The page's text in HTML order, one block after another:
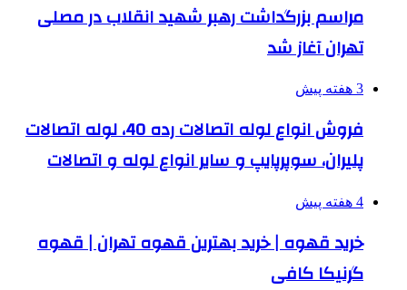
مراسم بزرگداشت رهبر شهید انقلاب در مصلی
تهران آغاز شد
3 هفته پیش
فروش انواع لوله اتصالات رده 40، لوله اتصالات
پلیران، سوپرپایپ و سایر انواع لوله و اتصالات
4 هفته پیش
خرید قهوه | خرید بهترین قهوه تهران | قهوه
گرنیکا کافی